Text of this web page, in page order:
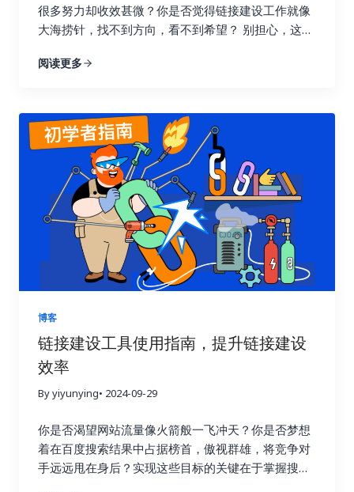
很多努力却收效甚微？你是否觉得链接建设工作就像
大海捞针，找不到方向，看不到希望？ 别担心，这篇
七天内让你的链接建设效果翻倍，实现网站流量的显
新时代。 一、 深入理解链接建设效果追踪的意义 许
多人在进行链接建设时，往往缺乏明确的目标和方
向，就像在黑暗中摸索前行。他们只知道不断地去获
取链接，却不清楚哪些链接真正有效，哪些链接只是
浪费时间和精力。这种做法不仅效率低，还可能适得
其反，损害网站的搜索引擎优化效果。 链接建设效果
追踪就像一盏明灯，照亮前进的道路，它能帮助你清
晰地了解每一次链接建设活动的实际效果，让你知道
哪些策略有效，哪些策略需要改进。就像驾驶汽车需
要查看仪表盘一样，追踪链接建设效果可以让你随时
掌握网站的“行驶状态”，从而做出更明智的决策。 试
想一下，一个射手如果每次射击后都无法看到箭的落
点，他该如何调整自己的射击姿势和力度呢？链接建
设也是如此，只有不断追踪效果，才能知道哪些策略
命中了目标，哪些策略需要调整。通过追踪链接建设
真正有效的策略上，从而最大化投资回报率，就像一
个精明的投资者，会仔细分析市场行情，选择最具潜
力的投资项目。 更重要的是，追踪链接建设效果可以
阅读更多
博客
链接建设工具使用指南，提升链接建设
效率
By yiyunying• 2024-09-29
你是否渴望网站流量像火箭般一飞冲天？你是否梦想
着在百度搜索结果中占据榜首，傲视群雄，将竞争对
手远远甩在身后？实现这些目标的关键在于掌握搜索